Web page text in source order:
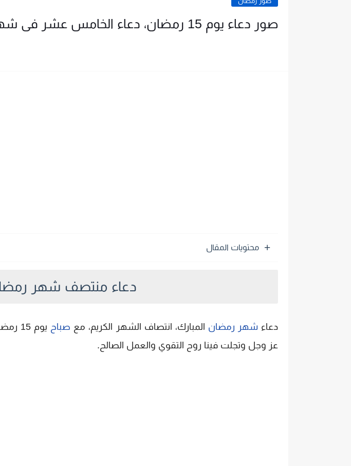
صور دعاء يوم 15 رمضان، دعاء الخامس عشر فى شهر رمضان
محتويات المقال
دعاء منتصف شهر رمضان
دعاء شهر رمضان المبارك، انتصاف الشهر الكريم، مع صباح
يوم
عز وجل وتجلت فينا روح التقوي والعمل الصالح.